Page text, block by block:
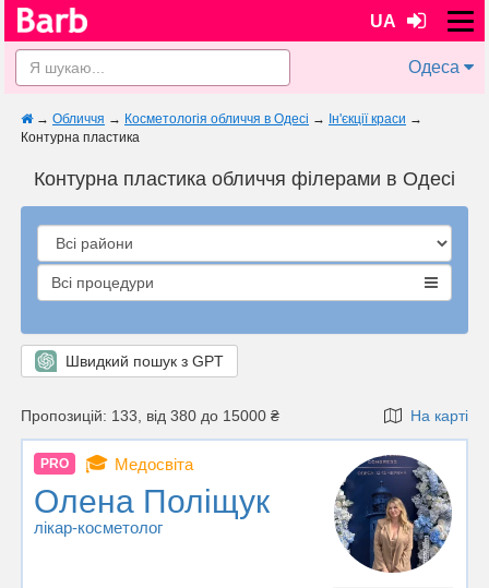
UA
Одеса
→ Обличчя → Косметологія обличчя в Одесі → Ін'єкції краси →
Контурна пластика
Контурна пластика обличчя філерами в Одесі
Всі процедури
Швидкий пошук з GPT
Пропозицій: 133, від 380 до 15000 ₴ На карті
PRO 🎓 Медосвіта
Олена Поліщук
лікар-косметолог